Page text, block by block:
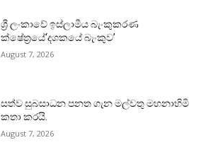
ශ්‍රී ලංකාවේ ඉස්ලාමීය බැංකුකරණ
ක්ෂේත්‍රයේ‘දශකයේ බැංකුව’
August 7, 2026
සත්ව සුබසාධන පනත ගැන මල්වතු මහනාහිමි
කතා කරයි.
August 7, 2026